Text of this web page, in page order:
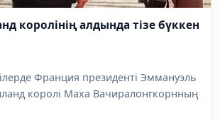
королінің алдында тізе бүккен
Франция президенті Эммануэль
королі Маха Вачиралонгкорнның